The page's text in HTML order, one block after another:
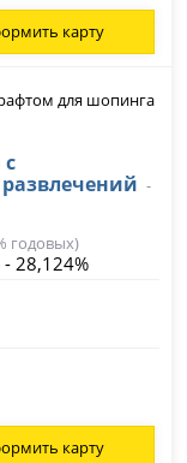
карту
с
-
годовых)
28,124%
карту